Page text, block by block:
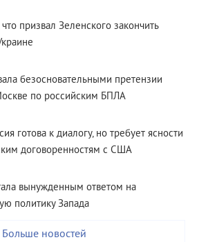
призвал Зеленского закончить
безосновательными претензии
по российским БПЛА
готова к диалогу, но требует ясности
договоренностям с США
вынужденным ответом на
политику Запада
Больше новостей